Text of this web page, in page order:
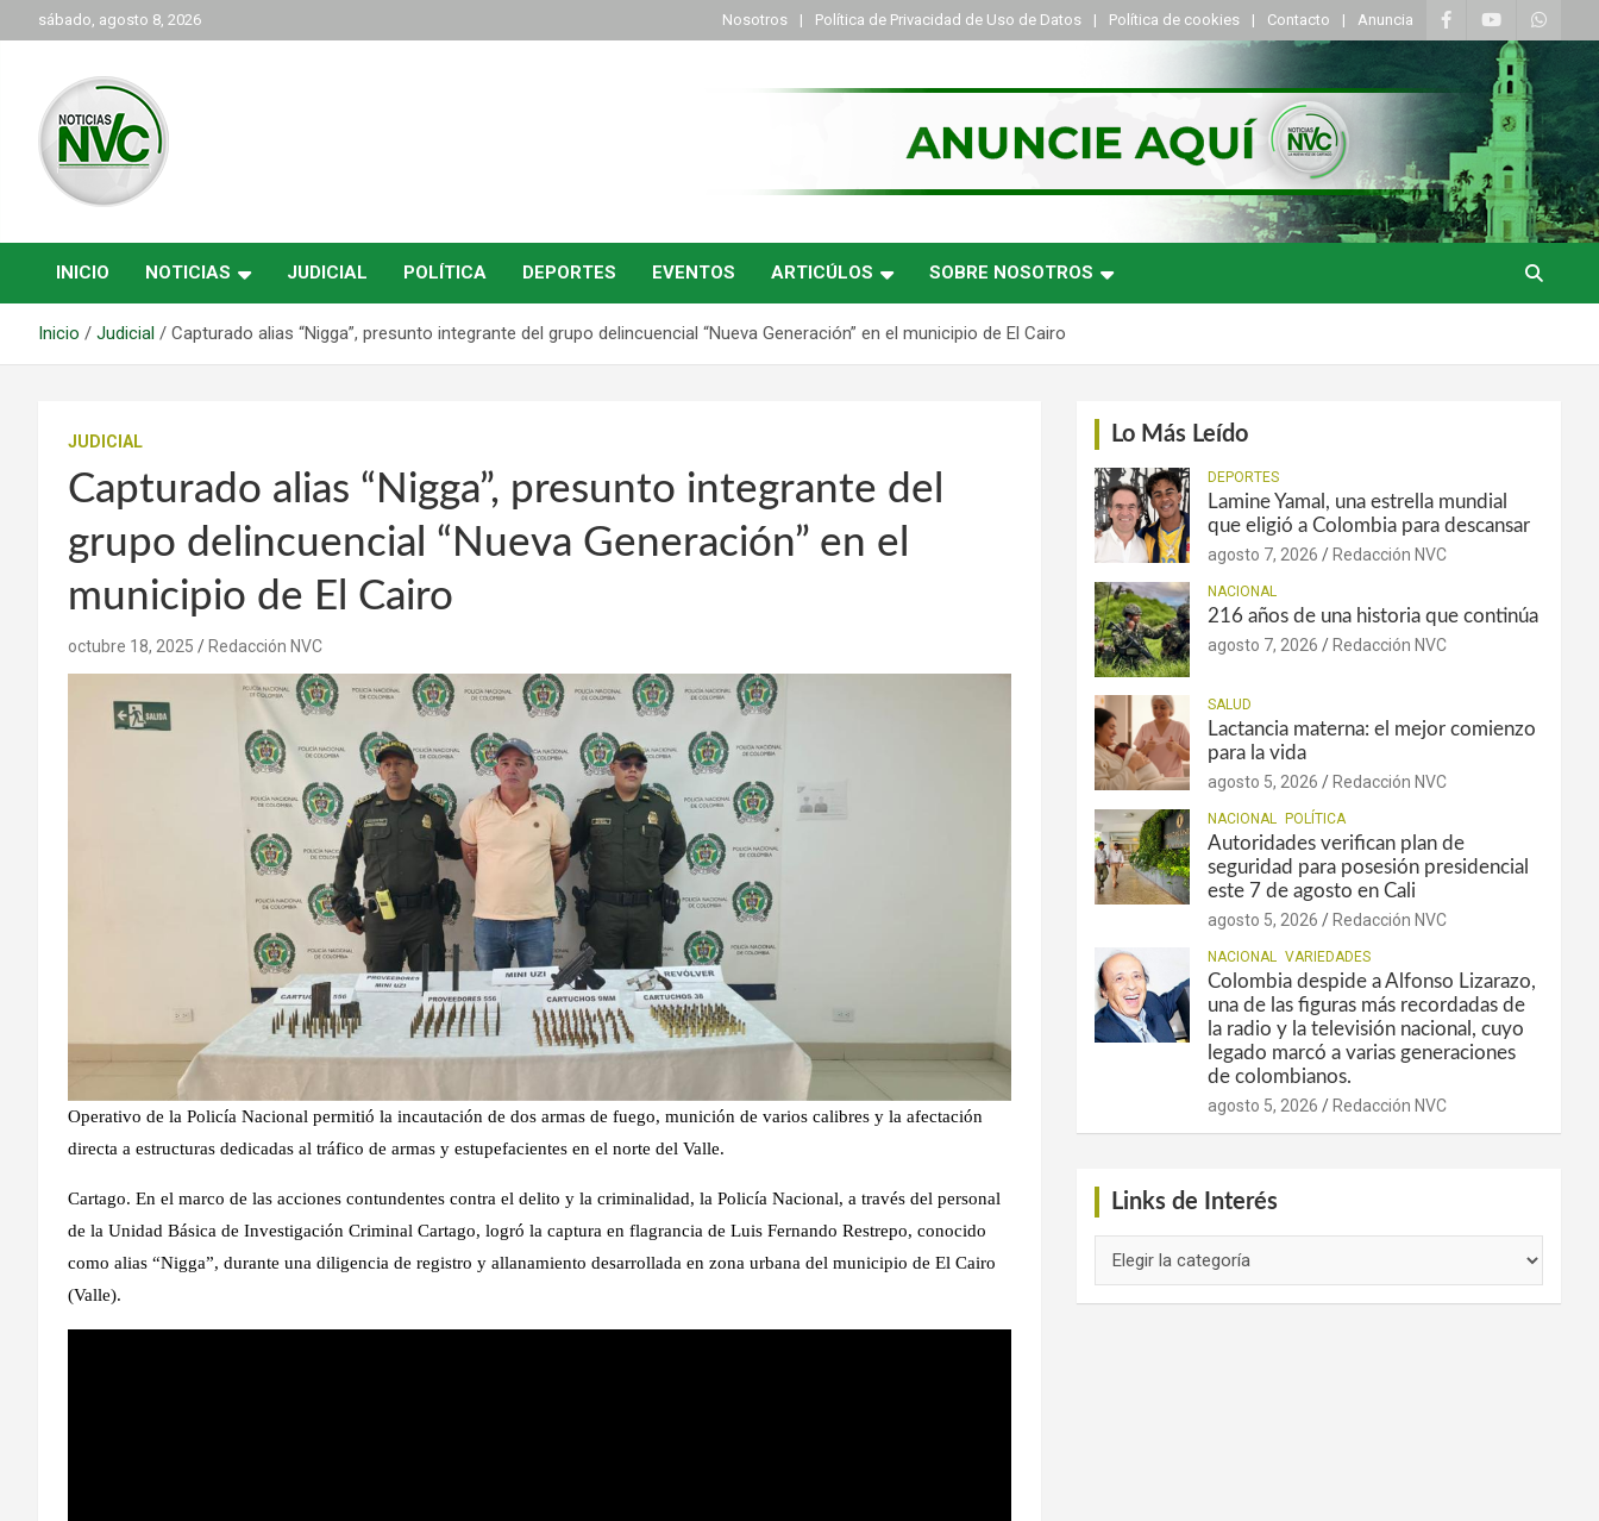
al
sábado, agosto 8, 2026 Nosotros Política de Privacidad de Uso de Datos Política de cookies Contacto Anuncia
NVC Noticias
INICIO NOTICIAS JUDICIAL POLÍTICA DEPORTES EVENTOS ARTICÚLOS SOBRE NOSOTROS
Inicio Judicial Capturado alias “Nigga”, presunto integrante del grupo delincuencial “Nueva Generación” en el municipio de El Cairo
JUDICIAL
Capturado alias “Nigga”, presunto integrante del
grupo delincuencial “Nueva Generación” en el
municipio de El Cairo
octubre 18, 2025 Redacción NVC
Operativo de la Policía Nacional permitió la incautación de dos armas de fuego, munición de varios calibres y la afectación
directa a estructuras dedicadas al tráfico de armas y estupefacientes en el norte del Valle.
Cartago. En el marco de las acciones contundentes contra el delito y la criminalidad, la Policía Nacional, a través del personal
de la Unidad Básica de Investigación Criminal Cartago, logró la captura en flagrancia de Luis Fernando Restrepo, conocido
como alias “Nigga”, durante una diligencia de registro y allanamiento desarrollada en zona urbana del municipio de El Cairo
(Valle).
Lo Más Leído
DEPORTES
Lamine Yamal, una estrella mundial
que eligió a Colombia para descansar
agosto 7, 2026 Redacción NVC
NACIONAL
216 años de una historia que continúa
agosto 7, 2026 Redacción NVC
SALUD
Lactancia materna: el mejor comienzo
para la vida
agosto 5, 2026 Redacción NVC
NACIONAL POLÍTICA
Autoridades verifican plan de
seguridad para posesión presidencial
este 7 de agosto en Cali
agosto 5, 2026 Redacción NVC
NACIONAL VARIEDADES
Colombia despide a Alfonso Lizarazo,
una de las figuras más recordadas de
la radio y la televisión nacional, cuyo
legado marcó a varias generaciones
de colombianos.
agosto 5, 2026 Redacción NVC
Links de Interés
de